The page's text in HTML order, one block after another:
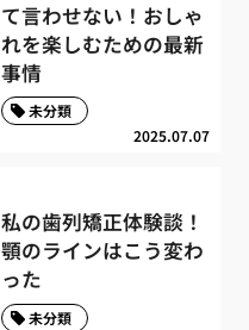
て言わせない！おしゃ
れを楽しむための最新
事情
2025.07.07
未分類
私の歯列矯正体験談！
顎のラインはこう変わ
った
未分類